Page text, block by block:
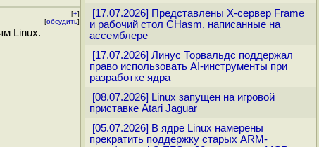
[+]
[обсудить]
Linux.
[17.07.2026] Представлены X-сервер Frame
и рабочий стол CHasm, написанные на
ассемблере
[17.07.2026] Линус Торвальдс поддержал
право использовать AI-инструменты при
разработке ядра
[08.07.2026] Linux запущен на игровой
приставке Atari Jaguar
[05.07.2026] В ядре Linux намерены
прекратить поддержку старых ARM-